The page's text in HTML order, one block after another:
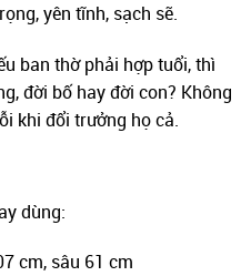
yên tĩnh, sạch sẽ.
ban thờ phải hợp tuổi, thì
đời bố hay đời con? Không
khi đổi trưởng họ cả.
dùng:
cm, sâu 61 cm